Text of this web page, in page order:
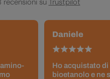
Daniele
Ho acquistato di
bioetanolo e ne